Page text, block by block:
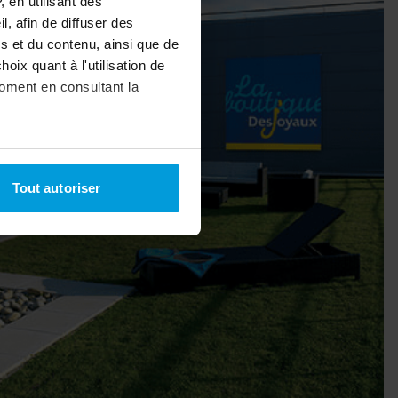
afin de diffuser des
et du contenu, ainsi que de
quant à l'utilisation de
en consultant la
(empreintes
vous à la
sur les cookies.
relatives aux médias
notre site avec nos
informations que
Tout autoriser